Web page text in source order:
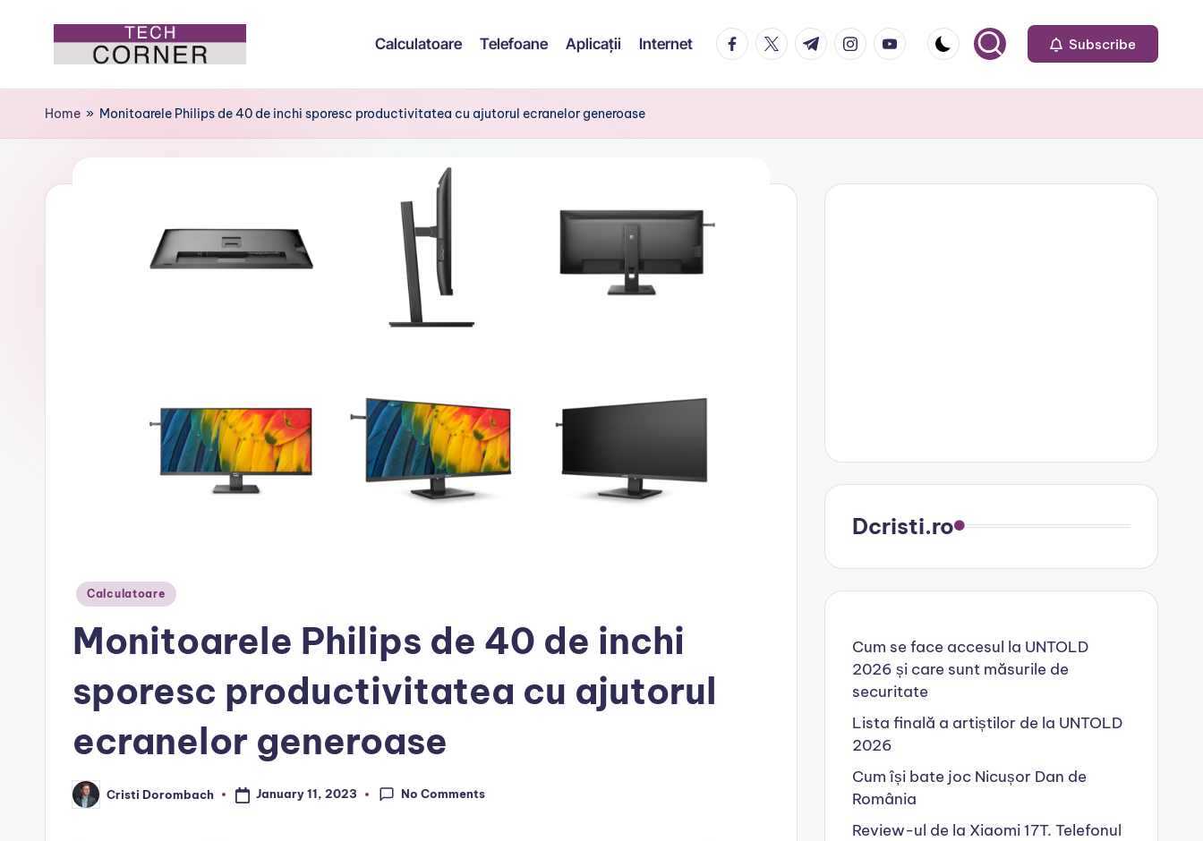
T
e
h
de
Calculatoare Telefoane Aplicații Internet facebook.com
twitter.com
t.me instagram.com
youtube.com Subscribe
Home » Monitoarele Philips de 40 de inchi sporesc productivitatea cu ajutorul ecranelor generoase
Posted
Calculatoare
Monitoarele Philips de 40 de inchi
sporesc productivitatea cu ajutorul
ecranelor generoase
Posted
by
Cristi Dorombach January 11, 2023 No Comments
Dcristi.ro
Cum se face accesul la UNTOLD
2026 și care sunt măsurile de
securitate
Lista finală a artiștilor de la UNTOLD
2026
Cum își bate joc Nicușor Dan de
România
Review-ul de la Xiaomi 17T. Telefonul